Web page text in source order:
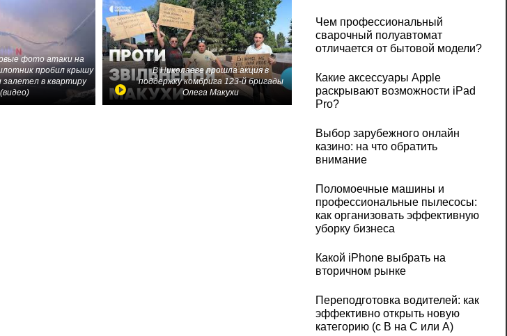
фото атаки на
пробил крышу
залетел в квартиру
(видео)
В Николаеве прошла акция в
поддержку комбрига 123-й бригады
Олега Макухи
Чем профессиональный
сварочный полуавтомат
отличается от бытовой модели?
Какие аксессуары Apple
раскрывают возможности iPad
Pro?
Выбор зарубежного онлайн
казино: на что обратить
внимание
Поломоечные машины и
профессиональные пылесосы:
как организовать эффективную
уборку бизнеса
Какой iPhone выбрать на
вторичном рынке
Переподготовка водителей: как
эффективно открыть новую
категорию (с B на C или А)